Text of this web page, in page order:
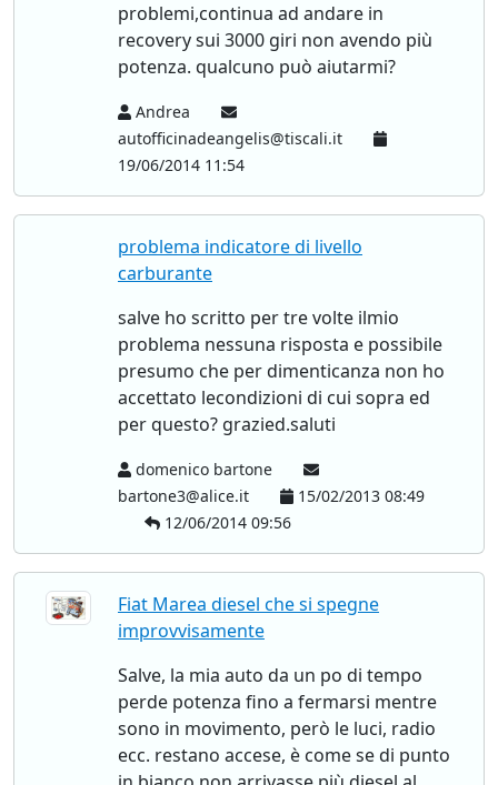
problemi,continua ad andare in
recovery sui 3000 giri non avendo più
potenza. qualcuno può aiutarmi?
Andrea
autofficinadeangelis@tiscali.it
19/06/2014 11:54
problema indicatore di livello
carburante
salve ho scritto per tre volte ilmio
problema nessuna risposta e possibile
presumo che per dimenticanza non ho
accettato lecondizioni di cui sopra ed
per questo? grazied.saluti
domenico bartone
bartone3@alice.it
15/02/2013 08:49
12/06/2014 09:56
Fiat Marea diesel che si spegne
improvvisamente
Salve, la mia auto da un po di tempo
perde potenza fino a fermarsi mentre
sono in movimento, però le luci, radio
ecc. restano accese, è come se di punto